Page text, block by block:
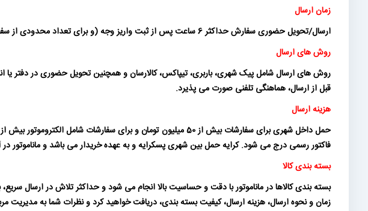
زمان ارسال
ارسال/تحویل حضوری سفارش حداکثر 6 ساعت پس از ثبت واریز وجه (و برای تعداد محدودی از سفارشات در روز کاری بعد) انجام می شود.
روش های ارسال
روش های ارسال شامل پیک شهری، باربری، تیپاکس، کالارسان و همچنین تحویل حضوری در دفتر یا
قبل از ارسال، هماهنگی تلفنی صورت می پذیرد.
هزینه ارسال
فاکتور رسمی درج می شود. کرایه حمل بین شهری پسکرایه و به عهده خریدار می باشد و ماناموتور
بسته بندی کالا
بسته بندی کالاها در ماناموتور با دقت و حساسیت بالا انجام می شود و حداکثر تلاش در
زمان و نحوه ارسال، هزینه ارسال، کیفیت بسته بندی، دریافت خواهید کرد و نظرات شما به مدیریت